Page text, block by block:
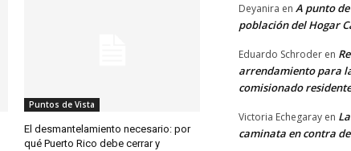
Puntos de Vista
El desmantelamiento necesario: por
qué Puerto Rico debe cerrar y
Deyanira en A punto
población del Hogar
Eduardo Schroder en
arrendamiento para
comisionado residente
Victoria Echegaray en
caminata en contra